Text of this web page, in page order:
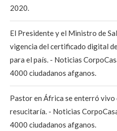
2020.
El Presidente y el Ministro de
vigencia del certificado digital
para el país. - Noticias
4000 ciudadanos afganos.
Pastor en África se enterró vivo
resucitaría. - Noticias
4000 ciudadanos afganos.